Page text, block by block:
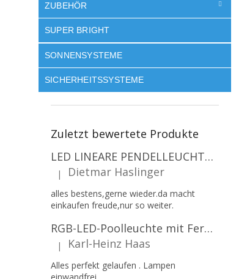
ZUBEHÖR
SUPER BRIGHT
SONNENSYSTEME
SICHERHEITSSYSTEME
Zuletzt bewertete Produkte
LED LINEARE PENDELLEUCHTE EXECULINE 120CM, 30W, 3750LM, 96°, 4000K, IP20, WEISS [207806]
Die Produktbewertung beträgt 5 von 5 Sternen.
| Dietmar Haslinger
alles bestens,gerne wieder.da macht
einkaufen freude,nur so weiter.
RGB-LED-Poolleuchte mit Fernbedienung, 12W, 1260lm, PAR56, 12V, 1+1 gratis!
Die Produktbewertung beträgt 5 von 5 Sternen.
| Karl-Heinz Haas
Alles perfekt gelaufen . Lampen